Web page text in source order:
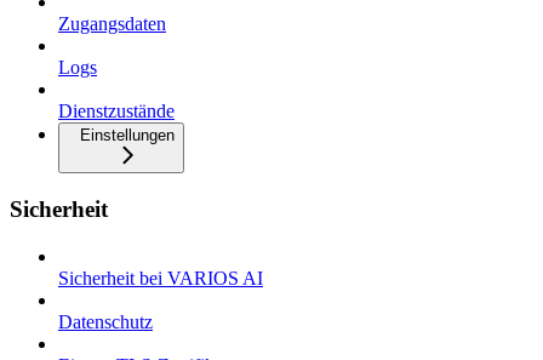
Zugangsdaten
Logs
Dienstzustände
Einstellungen
Sicherheit
Sicherheit bei VARIOS AI
Datenschutz